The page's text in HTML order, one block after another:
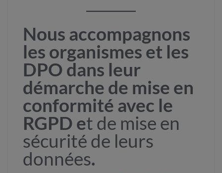
Nous accompagnons
les organismes et les
DPO dans leur
démarche de mise en
conformité avec le
RGPD et de mise en
sécurité de leurs
données.